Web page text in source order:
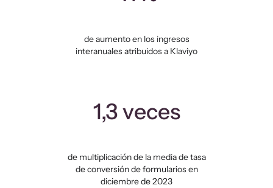
de aumento en los ingresos
interanuales atribuidos a Klaviyo
1,3 veces
de multiplicación de la media de tasa
de conversión de formularios en
diciembre de 2023